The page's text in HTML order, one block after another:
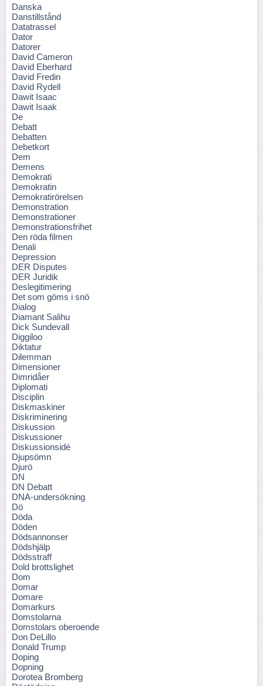
Danska
Danstillstånd
Datatrassel
Dator
Datorer
David Cameron
David Eberhard
David Fredin
David Rydell
Dawit Isaac
Dawit Isaak
De
Debatt
Debatten
Debetkort
Dem
Demens
Demokrati
Demokratin
Demokratirörelsen
Demonstration
Demonstrationer
Demonstrationsfrihet
Den röda filmen
Denali
Depression
DER Disputes
DER Juridik
Deslegitimering
Det som göms i snö
Dialog
Diamant Salihu
Dick Sundevall
Diggiloo
Diktatur
Dilemman
Dimensioner
Dimridåer
Diplomati
Disciplin
Diskmaskiner
Diskriminering
Diskussion
Diskussioner
Diskussionsidé
Djupsömn
Djurö
DN
DN Debatt
DNA-undersökning
Dö
Döda
Döden
Dödsannonser
Dödshjälp
Dödsstraff
Dold brottslighet
Dom
Domar
Domare
Domarkurs
Domstolarna
Domstolars oberoende
Don DeLillo
Donald Trump
Doping
Dopning
Dorotea Bromberg